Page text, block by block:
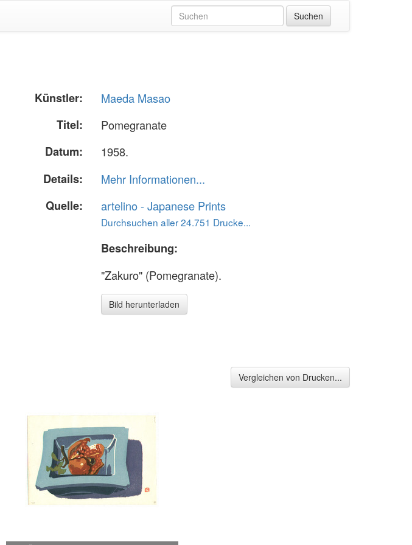
Künstler:
Maeda Masao
Titel:
Pomegranate
Datum:
1958.
Details:
Mehr Informationen...
Quelle:
artelino - Japanese Prints
Durchsuchen aller 24.751 Drucke...
Beschreibung:
"Zakuro" (Pomegranate).
Bild herunterladen
Vergleichen von Drucken...